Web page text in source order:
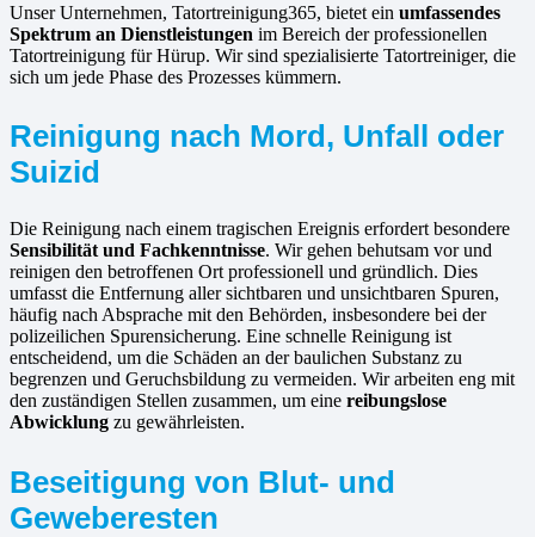
Unser Unternehmen, Tatortreinigung365, bietet ein umfassendes
Spektrum an Dienstleistungen im Bereich der professionellen
Tatortreinigung für Hürup. Wir sind spezialisierte Tatortreiniger, die
sich um jede Phase des Prozesses kümmern.
Reinigung nach Mord, Unfall oder
Suizid
Die Reinigung nach einem tragischen Ereignis erfordert besondere
Sensibilität und Fachkenntnisse. Wir gehen behutsam vor und
reinigen den betroffenen Ort professionell und gründlich. Dies
umfasst die Entfernung aller sichtbaren und unsichtbaren Spuren,
häufig nach Absprache mit den Behörden, insbesondere bei der
polizeilichen Spurensicherung. Eine schnelle Reinigung ist
entscheidend, um die Schäden an der baulichen Substanz zu
begrenzen und Geruchsbildung zu vermeiden. Wir arbeiten eng mit
den zuständigen Stellen zusammen, um eine reibungslose
Abwicklung zu gewährleisten.
Beseitigung von Blut- und
Geweberesten